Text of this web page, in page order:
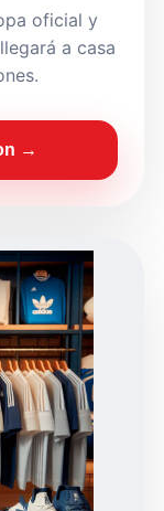
oficial y
a casa
→